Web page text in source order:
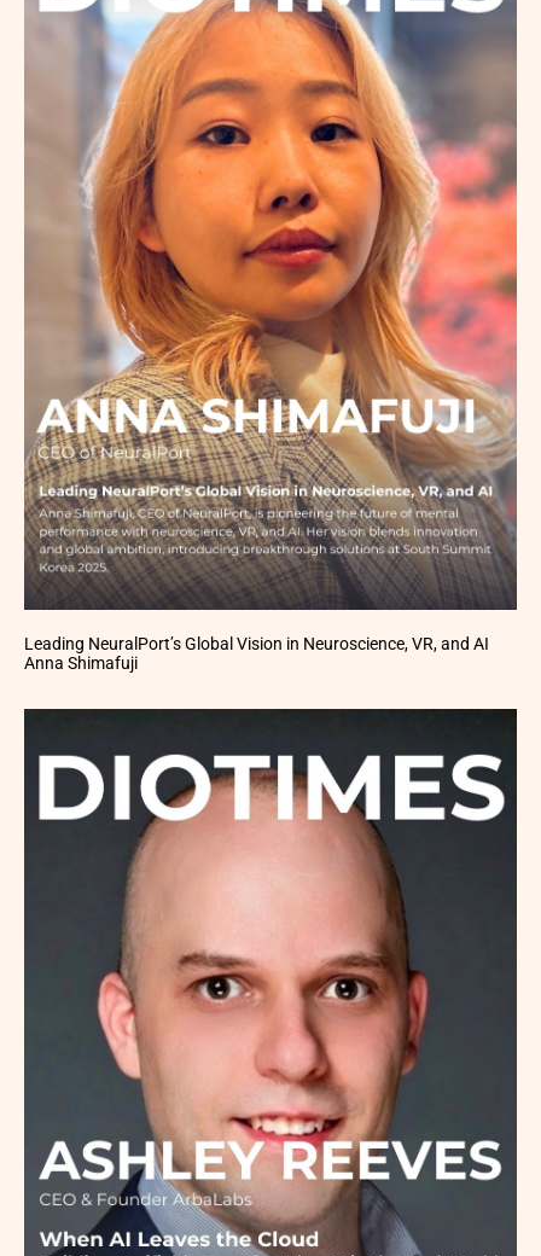
Leading NeuralPort’s Global Vision in Neuroscience, VR, and AI
Anna Shimafuji